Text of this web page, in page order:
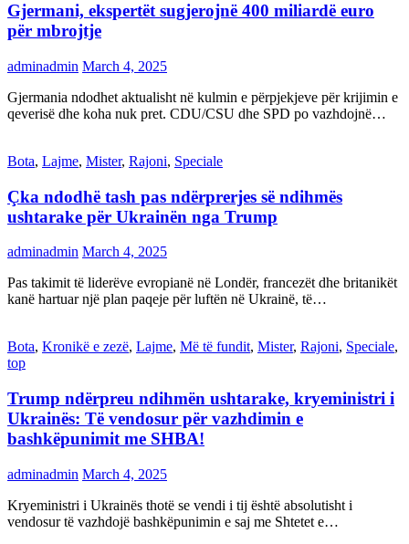
Gjermani, ekspertët sugjerojnë 400 miliardë euro
për mbrojtje
adminadmin March 4, 2025
Gjermania ndodhet aktualisht në kulmin e përpjekjeve për krijimin e
qeverisë dhe koha nuk pret. CDU/CSU dhe SPD po vazhdojnë…
Bota, Lajme, Mister, Rajoni, Speciale
Çka ndodhë tash pas ndërprerjes së ndihmës
ushtarake për Ukrainën nga Trump
adminadmin March 4, 2025
Pas takimit të liderëve evropianë në Londër, francezët dhe britanikët
kanë hartuar një plan paqeje për luftën në Ukrainë, të…
Bota, Kronikë e zezë, Lajme, Më të fundit, Mister, Rajoni, Speciale,
top
Trump ndërpreu ndihmën ushtarake, kryeministri i
Ukrainës: Të vendosur për vazhdimin e
bashkëpunimit me SHBA!
adminadmin March 4, 2025
Kryeministri i Ukrainës thotë se vendi i tij është absolutisht i
vendosur të vazhdojë bashkëpunimin e saj me Shtetet e…